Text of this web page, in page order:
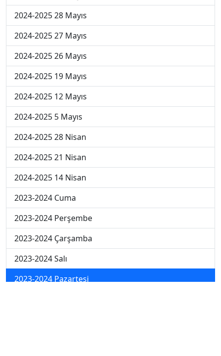
2024-2025 28 Mayıs
2024-2025 27 Mayıs
2024-2025 26 Mayıs
2024-2025 19 Mayıs
2024-2025 12 Mayıs
2024-2025 5 Mayıs
2024-2025 28 Nisan
2024-2025 21 Nisan
2024-2025 14 Nisan
2023-2024 Cuma
2023-2024 Perşembe
2023-2024 Çarşamba
2023-2024 Salı
2023-2024 Pazartesi